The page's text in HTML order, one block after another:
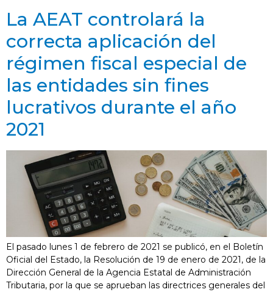
La AEAT controlará la
correcta aplicación del
régimen fiscal especial de
las entidades sin fines
lucrativos durante el año
2021
El pasado lunes 1 de febrero de 2021 se publicó, en el Boletín
Oficial del Estado, la Resolución de 19 de enero de 2021, de la
Dirección General de la Agencia Estatal de Administración
Tributaria, por la que se aprueban las directrices generales del